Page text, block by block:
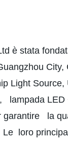
è stata
Source,
lampada
garantire la
loro